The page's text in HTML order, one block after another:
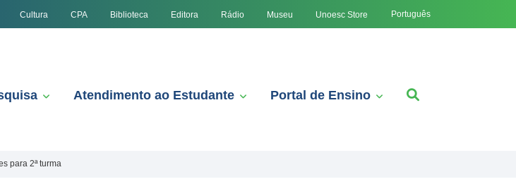
Cultura CPA Biblioteca Editora Rádio Museu Unoesc Store Português
Atendimento ao Estudante Portal de Ensino
para 2ª turma